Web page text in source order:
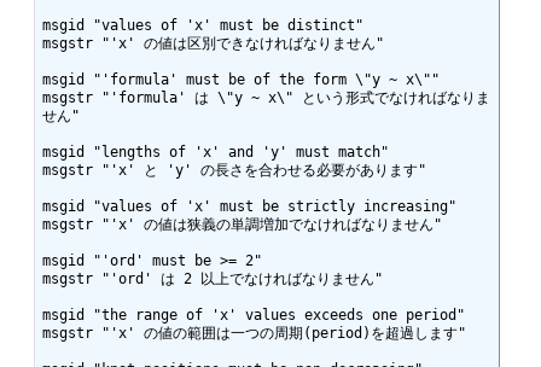
msgid "values of 'x' must be distinct"
msgstr "'x' の値は区別できなければなりません"
msgid "'formula' must be of the form \"y ~ x\""
msgstr "'formula' は \"y ~ x\" という形式でなければなりま
せん"
msgid "lengths of 'x' and 'y' must match"
msgstr "'x' と 'y' の長さを合わせる必要があります"
msgid "values of 'x' must be strictly increasing"
msgstr "'x' の値は狭義の単調増加でなければなりません"
msgid "'ord' must be >= 2"
msgstr "'ord' は 2 以上でなければなりません"
msgid "the range of 'x' values exceeds one period"
msgstr "'x' の値の範囲は一つの周期(period)を超過します"